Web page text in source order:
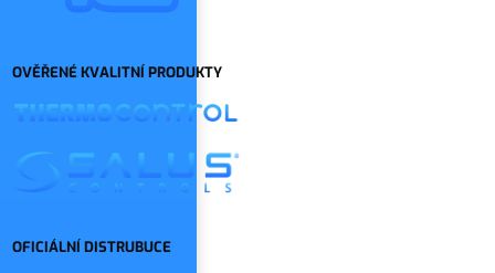
OVĚŘENÉ KVALITNÍ PRODUKTY
OFICIÁLNÍ DISTRUBUCE